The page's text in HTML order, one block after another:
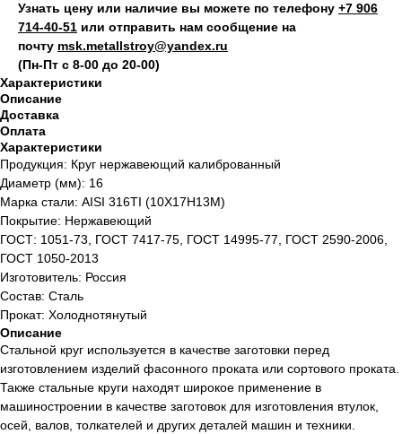
Узнать цену или наличие вы можете по телефону +7 906
714‑40-51 или отправить нам сообщение на
почту msk.metallstroy@yandex.ru
(Пн-Пт с 8-00 до 20-00)
Характеристики
Описание
Доставка
Оплата
Характеристики
Продукция: Круг нержавеющий калиброванный
Диаметр (мм): 16
Марка стали: AISI 316TI (10Х17Н13М)
Покрытие: Нержавеющий
ГОСТ: 1051-73, ГОСТ 7417-75, ГОСТ 14995-77, ГОСТ 2590-2006,
ГОСТ 1050-2013
Изготовитель: Россия
Состав: Сталь
Прокат: Холоднотянутый
Описание
Стальной круг используется в качестве заготовки перед
изготовлением изделий фасонного проката или сортового проката.
Также стальные круги находят широкое применение в
машиностроении в качестве заготовок для изготовления втулок,
осей, валов, толкателей и других деталей машин и техники.